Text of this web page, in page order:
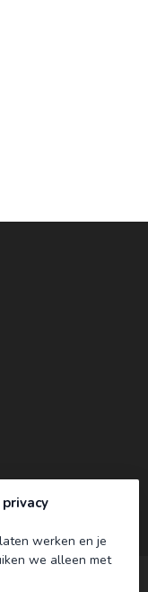
werken en je
we alleen met